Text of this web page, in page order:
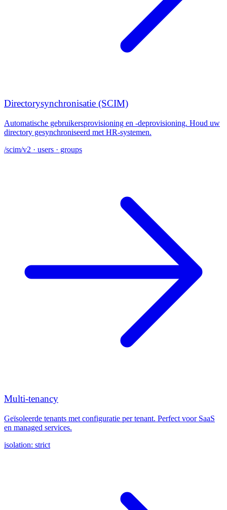
Directorysynchronisatie (SCIM)
Automatische gebruikersprovisioning en -deprovisioning. Houd uw
directory gesynchroniseerd met HR-systemen.
/scim/v2 · users · groups
Multi-tenancy
Geïsoleerde tenants met configuratie per tenant. Perfect voor SaaS
en managed services.
isolation: strict